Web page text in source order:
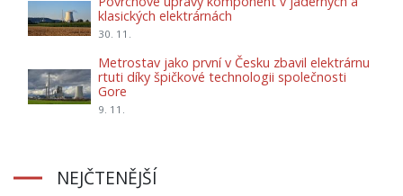
klasických elektrárnách
30. 11.
Metrostav jako první v Česku zbavil elektrárnu
rtuti díky špičkové technologii společnosti
Gore
9. 11.
NEJČTENĚJŠÍ